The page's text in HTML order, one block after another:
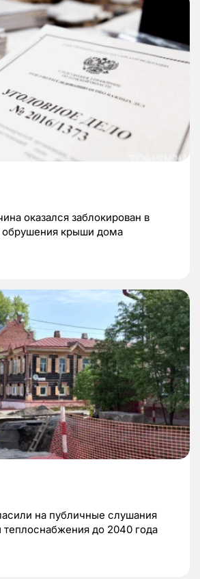
оказался заблокирован в
обрушения крыши дома
на публичные слушания
теплоснабжения до 2040 года